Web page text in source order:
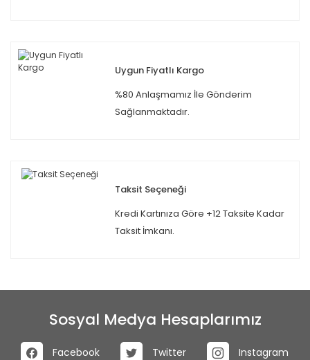
Uygun Fiyatlı Kargo
%80 Anlaşmamız İle Gönderim
Sağlanmaktadır.
Taksit Seçeneği
Kredi Kartınıza Göre +12 Taksite Kadar
Taksit İmkanı.
Sosyal Medya Hesaplarımız
Facebook Twitter Instagram